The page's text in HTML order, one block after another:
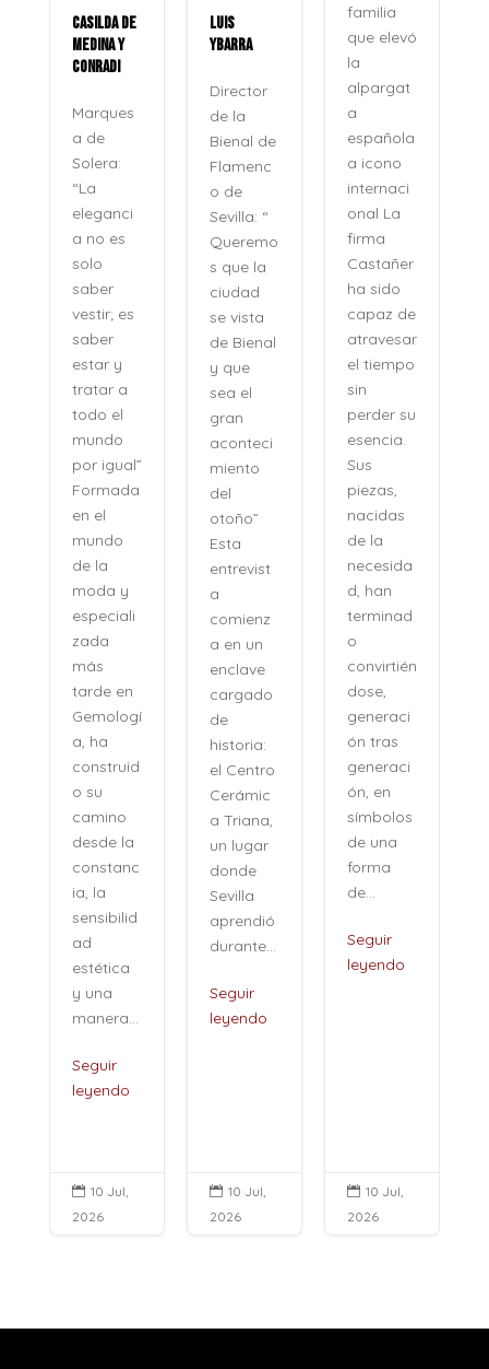
CASILDA DE
MEDINA Y
CONRADI
Marques
a de
Solera:
“La
eleganci
a no es
solo
saber
vestir; es
saber
estar y
tratar a
todo el
mundo
por igual”
Formada
en el
mundo
de la
moda y
especiali
zada
más
tarde en
Gemologí
a, ha
construid
o su
camino
desde la
constanc
ia, la
sensibilid
ad
estética
y una
manera...
Seguir
leyendo
 10 Jul,
2026
LUIS
YBARRA
Director
de la
Bienal de
Flamenc
o de
Sevilla: “
Queremo
s que la
ciudad
se vista
de Bienal
y que
sea el
gran
aconteci
miento
del
otoño”
Esta
entrevist
a
comienz
a en un
enclave
cargado
de
historia:
el Centro
Cerámic
a Triana,
un lugar
donde
Sevilla
aprendió
durante...
Seguir
leyendo
 10 Jul,
2026
familia
que elevó
la
alpargat
a
española
a icono
internaci
onal La
firma
Castañer
ha sido
capaz de
atravesar
el tiempo
sin
perder su
esencia.
Sus
piezas,
nacidas
de la
necesida
d, han
terminad
o
convirtién
dose,
generaci
ón tras
generaci
ón, en
símbolos
de una
forma
de...
Seguir
leyendo
 10 Jul,
2026